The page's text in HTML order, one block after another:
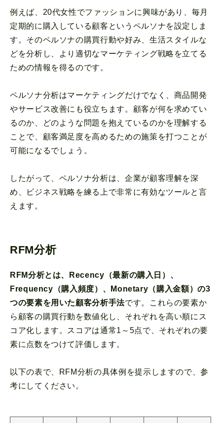
例えば、20代女性でファッションに興味があり、毎月
定期的に購入している顧客というペルソナを設定しま
す。そのペルソナの購買行動や好み、生活スタイルな
どを分析し、より適切なマーケティング戦略を立てる
ための情報を得るのです。
ペルソナ分析はマーケティングだけでなく、商品開発
やサービス改善にも役立ちます。顧客が何を求めてい
るのか、どのような問題を抱えているのかを理解する
ことで、顧客満足度を高めるための施策を打つことが
可能になるでしょう。
したがって、ペルソナ分析は、企業が顧客理解を深
め、ビジネス戦略を練る上で非常に有効なツールと言
えます。
RFM分析
RFM分析とは、Recency（最新の購入日）、
Frequency（購入頻度）、Monetary（購入金額）の3
つの要素を用いた顧客分析手法です。これらの要素か
ら顧客の購買行動を数値化し、それぞれを高い順にス
コア化します。スコアは通常1～5点で、それぞれの要
素に点数をつけて評価します。
以下の表で、RFM分析の具体例を提示しますので、参
考にしてください。